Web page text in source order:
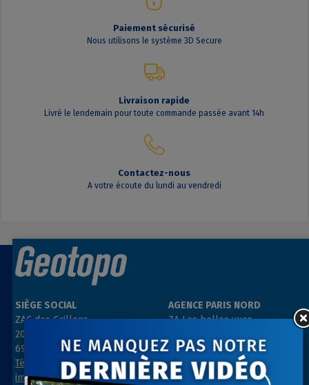
Paiement sécurisé
Nous utilisons le système 3D Secure
Livraison rapide
Livré le lendemain pour toute commande passée avant 14h
Contactez-nous
A votre écoute du lundi au vendredi
SIÈGE SOCIAL
ZAC des Grillons
208, rue de l’Ancienne Distillerie
69400 GLEIZÉ
Tél : 04 74 69 94 00
info@geotopo.fr
AGENCE PARIS NORD
ZA Les belles vues
91290 ARPAJON
Tél : 01 64 55 11 80
contact@geotopo.fr